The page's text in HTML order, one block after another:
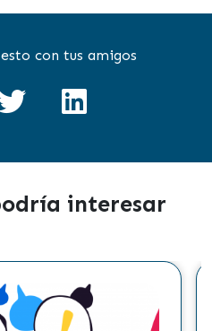
con tus amigos
interesar